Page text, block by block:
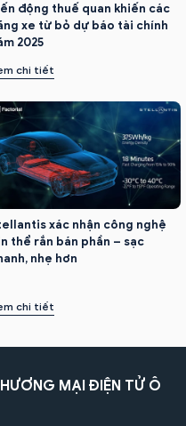
động thuế quan khiến các
xe từ bỏ dự báo tài chính
2025
chi tiết
xác nhận công nghệ
thể rắn bán phần – sạc
nhẹ hơn
chi tiết
MẠI ĐIỆN TỬ Ô